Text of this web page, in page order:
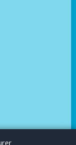
Légales